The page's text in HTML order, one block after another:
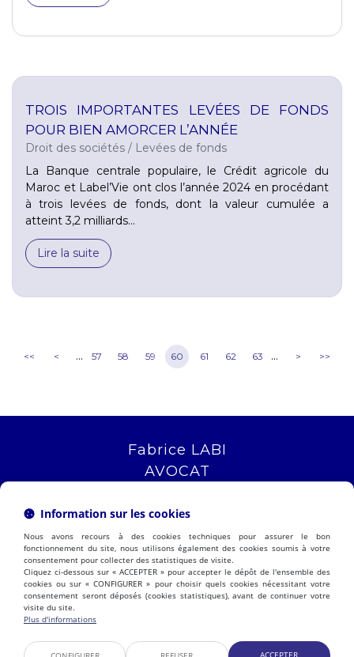
TROIS IMPORTANTES LEVÉES DE FONDS
POUR BIEN AMORCER L’ANNÉE
Droit des sociétés / Levées de fonds
La Banque centrale populaire, le Crédit agricole du
Maroc et Label’Vie ont clos l’année 2024 en procédant
à trois levées de fonds, dont la valeur cumulée a
atteint 3,2 milliards...
Lire la suite
<< < ... 57 58 59 60 61 62 63 ... > >>
Fabrice LABI
AVOCAT
13006 MARSEILLE
NOUS LOCALISER
PRÉSENTATION EXPERTISES
ACTUALITÉS
PLAN DU SITE MENTIONS LÉGALES
Information sur les cookies
Nous avons recours à des cookies techniques pour assurer le bon
fonctionnement du site, nous utilisons également des cookies soumis à votre
consentement pour collecter des statistiques de visite.
Cliquez ci-dessous sur « ACCEPTER » pour accepter le dépôt de l'ensemble des
cookies ou sur « CONFIGURER » pour choisir quels cookies nécessitant votre
consentement seront déposés (cookies statistiques), avant de continuer votre
visite du site.
Plus d'informations
ACCEPTER